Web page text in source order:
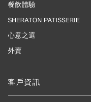
餐飲體驗
SHERATON PATISSERIE
心意之選
外賣
客戶資訊